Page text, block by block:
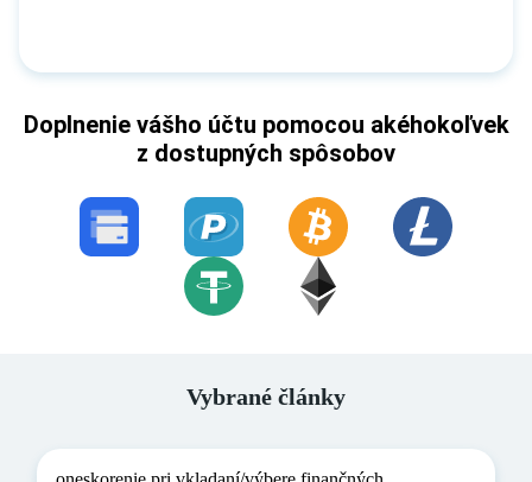
Doplnenie vášho účtu pomocou akéhokoľvek
z dostupných spôsobov
Vybrané články